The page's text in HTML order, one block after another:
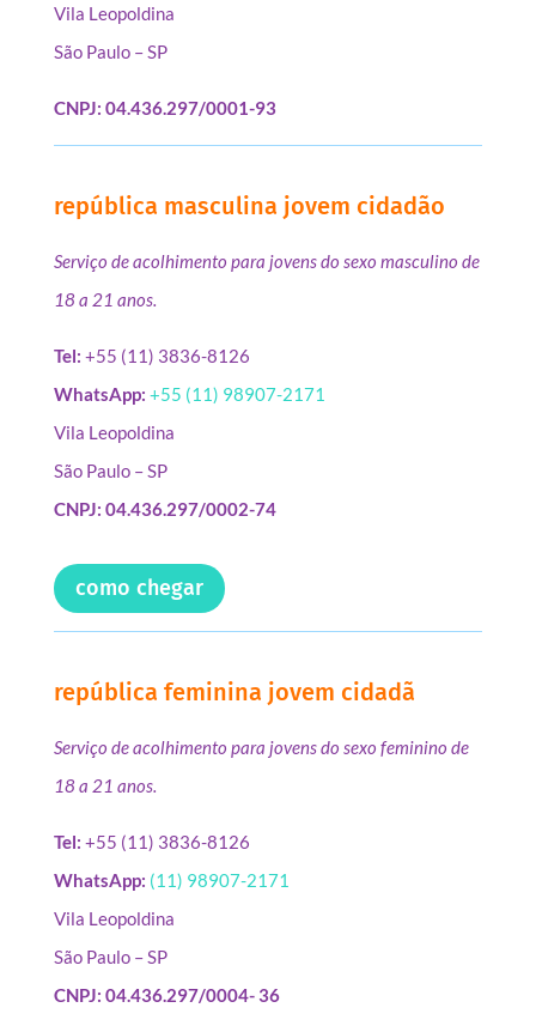
Vila Leopoldina
São Paulo – SP
CNPJ: 04.436.297/0001-93
república masculina jovem cidadão
Serviço de acolhimento para jovens do sexo masculino de
18 a 21 anos.
Tel: +55 (11) 3836-8126
WhatsApp: +55 (11) 98907-2171
Vila Leopoldina
São Paulo – SP
CNPJ: 04.436.297/0002-74
como chegar
república feminina jovem cidadã
Serviço de acolhimento para jovens do sexo feminino de
18 a 21 anos.
Tel: +55 (11) 3836-8126
WhatsApp: (11) 98907-2171
Vila Leopoldina
São Paulo – SP
CNPJ: 04.436.297/0004- 36